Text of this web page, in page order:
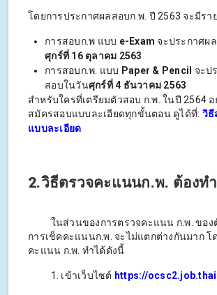
โดยการประกาศผลสอบก.พ. ปี 2563 จะมีรา
การสอบก.พ แบบ e-Exam จะประกาศผ
ศุกร์ที่ 16 ตุลาคม 2563
การสอบก.พ. แบบ Paper & Pencil จะป
สอบในวันศุกร์ที่ 4 ธันวาคม 2563
สำหรับใครที่เตรียมตัวสอบ ก.พ. ในปี 2564
สมัครสอบแบบละเอียดทุกขั้นตอน ดูได้ที่: วิธี
แบบละเอียด
2.วิธีตรวจคะแนนก.พ. ต้องทำ
ในส่วนของการตรวจคะแนน ก.พ. ของตั
การเช็คคะแนนก.พ. จะไม่แตกต่างกันมาก โ
คะแนน ก.พ. ทำได้ดังนี้
1. เข้าเว็บไซต์ https://